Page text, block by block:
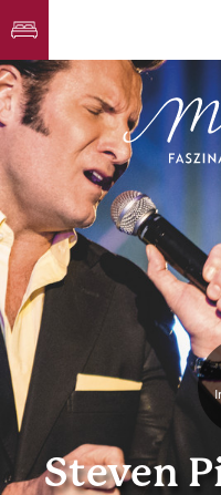
Steven